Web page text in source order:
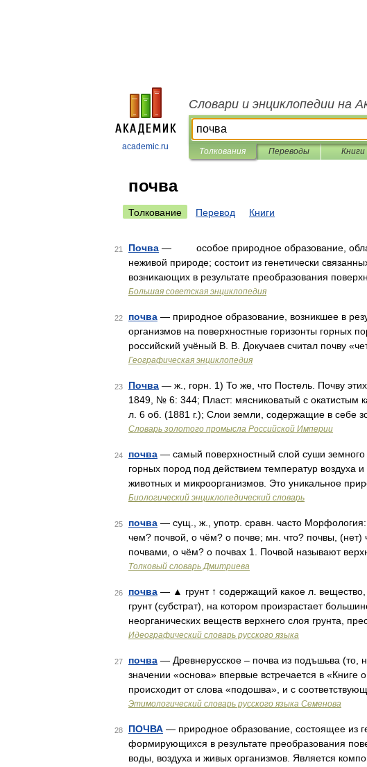
academic.ru
Словари и энциклопедии на
Толкования Переводы Книги
почва
Толкование Перевод Книги
21 Почва — особое природное образование,
неживой природе; состоит из генетически
возникающих в результате преобразования
Большая советская энциклопедия
22 почва — природное образование, возникшее в
организмов на поверхностные горизонты горных
российский учёный В. В. Докучаев считал почву
Географическая энциклопедия
23 Почва — ж., горн. 1) То же, что Постель. Почву
1849, № 6: 344; Пласт: мясниковатый с окатистым
л. 6 об. (1881 г.); Слои земли, содержащие в себе
Словарь золотого промысла Российской Империи
24 почва — самый поверхностный слой суши
горных пород под действием температур воздуха
животных и микроорганизмов. Это уникальное
Биологический энциклопедический словарь
25 почва — сущ., ж., употр. сравн. часто Морфология:
чем? почвой, о чём? о почве; мн. что? почвы,
почвами, о чём? о почвах 1. Почвой называют
Толковый словарь Дмитриева
26 почва — ▲ грунт ↑ содержащий какое л. вещество,
грунт (субстрат), на котором произрастает
неорганических веществ верхнего слоя грунта,
Идеографический словарь русского языка
27 почва — Древнерусское – почва из подъшьва (то,
значении «основа» впервые встречается в
происходит от слова «подошва», и с
Этимологический словарь русского языка Семенова
28 ПОЧВА — природное образование, состоящее из
формирующихся в результате преобразования
воды, воздуха и живых организмов. Является